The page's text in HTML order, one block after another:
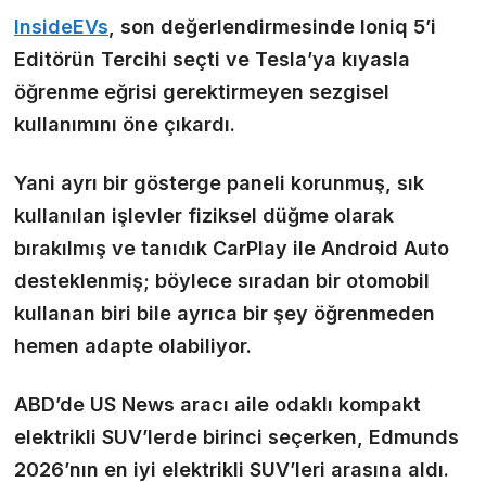
InsideEVs , son değerlendirmesinde Ioniq 5’i
Editörün Tercihi seçti ve Tesla’ya kıyasla
öğrenme eğrisi gerektirmeyen sezgisel
kullanımını öne çıkardı.
Yani ayrı bir gösterge paneli korunmuş, sık
kullanılan işlevler fiziksel düğme olarak
bırakılmış ve tanıdık CarPlay ile Android Auto
desteklenmiş; böylece sıradan bir otomobil
kullanan biri bile ayrıca bir şey öğrenmeden
hemen adapte olabiliyor.
ABD’de US News aracı aile odaklı kompakt
elektrikli SUV’lerde birinci seçerken, Edmunds
2026’nın en iyi elektrikli SUV’leri arasına aldı.